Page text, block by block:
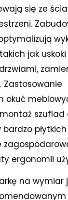
się ze
jak
Zastosowanie
okuć
szuflad
ergonomii
na wymiar